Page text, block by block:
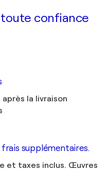
confiance
la livraison
supplémentaires.
et taxes inclus. Œuvres